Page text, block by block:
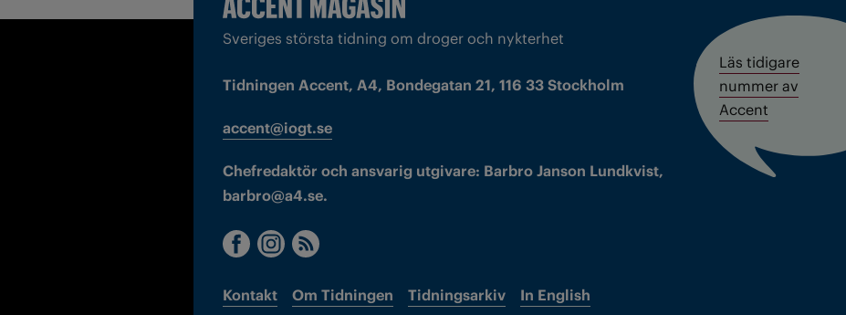
Sveriges största tidning om droger och nykterhet
Tidningen Accent, A4, Bondegatan 21, 116 33 Stockholm
accent@iogt.se
Chefredaktör och ansvarig utgivare: Barbro Janson Lundkvist,
barbro@a4.se.
Kontakt Om Tidningen Tidningsarkiv In English
Läs tidigare
nummer av
Accent